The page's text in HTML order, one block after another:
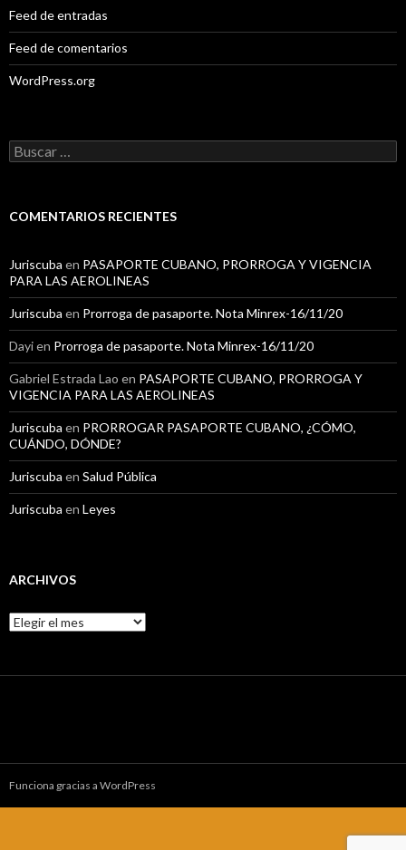
Feed de entradas
Feed de comentarios
WordPress.org
B
u
a
COMENTARIOS RECIENTES
Juriscuba en PASAPORTE CUBANO, PRORROGA Y VIGENCIA
PARA LAS AEROLINEAS
Juriscuba en Prorroga de pasaporte. Nota Minrex-16/11/20
Dayien Prorroga de pasaporte. Nota Minrex-16/11/20
Gabriel Estrada Lao en PASAPORTE CUBANO, PRORROGA Y
VIGENCIA PARA LAS AEROLINEAS
Juriscuba en PRORROGAR PASAPORTE CUBANO, ¿CÓMO,
CUÁNDO, DÓNDE?
Juriscuba en Salud Pública
Juriscuba en Leyes
ARCHIVOS
A
r
Funciona gracias a WordPress